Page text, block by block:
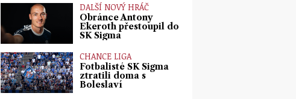
DALŠÍ NOVÝ HRÁČ
Obránce Antony
Ekeroth přestoupil do
SK Sigma
CHANCE LIGA
Fotbalisté SK Sigma
ztratili doma s
Boleslaví